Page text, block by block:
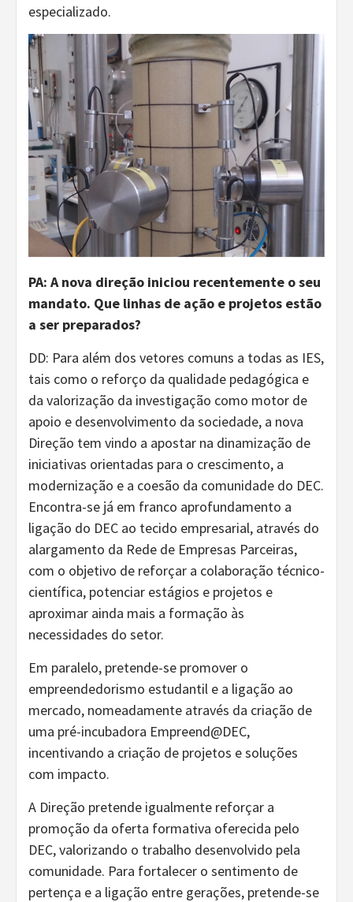
especializado.
PA: A nova direção iniciou recentemente o seu
mandato. Que linhas de ação e projetos estão
a ser preparados?
DD: Para além dos vetores comuns a todas as IES,
tais como o reforço da qualidade pedagógica e
da valorização da investigação como motor de
apoio e desenvolvimento da sociedade, a nova
Direção tem vindo a apostar na dinamização de
iniciativas orientadas para o crescimento, a
modernização e a coesão da comunidade do DEC.
Encontra-se já em franco aprofundamento a
ligação do DEC ao tecido empresarial, através do
alargamento da Rede de Empresas Parceiras,
com o objetivo de reforçar a colaboração técnico-
científica, potenciar estágios e projetos e
aproximar ainda mais a formação às
necessidades do setor.
Em paralelo, pretende-se promover o
empreendedorismo estudantil e a ligação ao
mercado, nomeadamente através da criação de
uma pré-incubadora Empreend@DEC,
incentivando a criação de projetos e soluções
com impacto.
A Direção pretende igualmente reforçar a
promoção da oferta formativa oferecida pelo
DEC, valorizando o trabalho desenvolvido pela
comunidade. Para fortalecer o sentimento de
pertença e a ligação entre gerações, pretende-se